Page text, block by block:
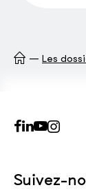
Les
Suivez-